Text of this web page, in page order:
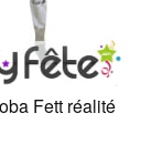
Fett réalité